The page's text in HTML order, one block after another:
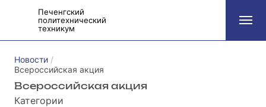
Печенгский
политехнический
техникум
Новости
Всероссийская акция
Всероссийская акция
Категории